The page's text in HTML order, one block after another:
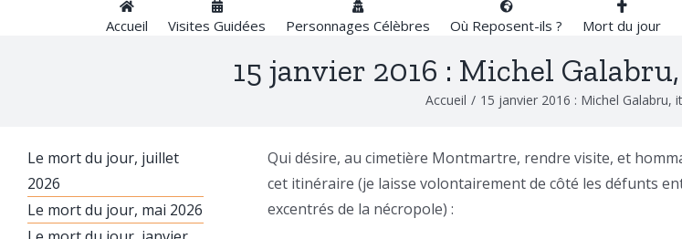
Accueil Visites Guidées Personnages Célèbres Où Reposent-ils ? Mort du jour
15 janvier 2016 : Michel
Accueil / 15 janvier 2016 : Michel Galabru,
Qui désire, au cimetière Montmartre, rendre visite, et
cet itinéraire (je laisse volontairement de côté les défunts
excentrés de la nécropole) :
Le mort du jour, juillet
2026
Le mort du jour, mai 2026